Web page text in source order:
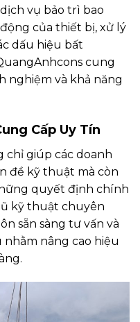
vụ bảo trì bao
của thiết bị, xử lý
dấu hiệu bất
cung
nghiệm và khả năng
Cấp Uy Tín
chỉ giúp các doanh
đề kỹ thuật mà còn
quyết định chính
kỹ thuật chuyên
sẵn sàng tư vấn và
nhằm nâng cao hiệu